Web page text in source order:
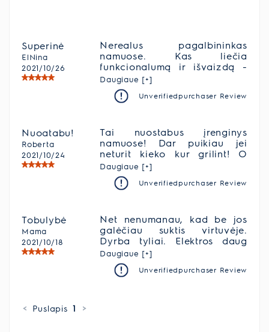
Superinė
ElNina
2021/10/26
Nerealus pagalbininkas
namuose. Kas liečia
funkcionalumą ir išvaizdą -
tobula! Esame labai
patenkinti ir naudojame visas
galimas funkcijas, nuo
Daugiaue [+]
Unverifiedpurchaser Review
Nuoatabu!
Roberta
2021/10/24
Tai nuostabus įrenginys
namuose! Dar puikiau jei
neturit kieko kur grilint! O
man patogu kad nereikia
pyktis su vyru, jei norim
skirtingu patiekalu!
Daugiaue [+]
Unverifiedpurchaser Review
Tobulybė
Mama
2021/10/18
Net nenumanau, kad be jos
galėčiau suktis virtuvėje.
Dyrba tyliai. Elektros daug
nenaudoja. Mano
pagalbininkas. Ir atrodo
super !
Daugiaue [+]
Unverifiedpurchaser Review
< Puslapis 1 >